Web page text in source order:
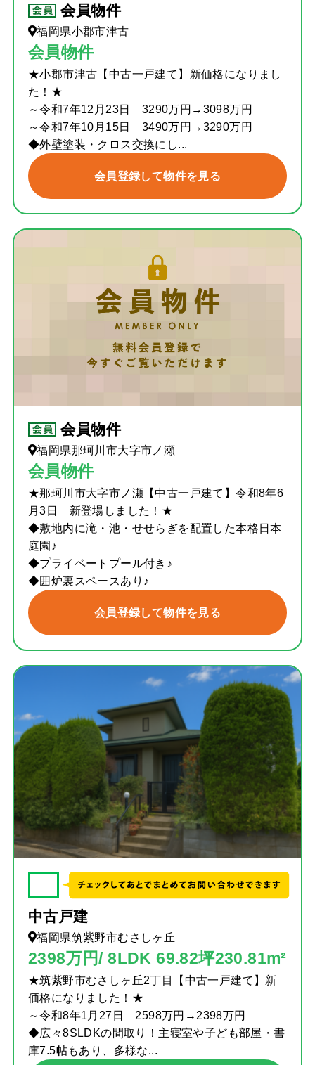
会員物件
福岡県小郡市津古
会員物件
★小郡市津古【中古一戸建て】新価格になりまし
た！★
～令和7年12月23日 3290万円→3098万円
～令和7年10月15日 3490万円→3290万円
◆外壁塗装・クロス交換にし...
会員登録して物件を見る
会員物件
福岡県那珂川市大字市ノ瀬
会員物件
★那珂川市大字市ノ瀬【中古一戸建て】令和8年6
月3日 新登場しました！★
◆敷地内に滝・池・せせらぎを配置した本格日本
庭園♪
◆プライベートプール付き♪
◆囲炉裏スペースあり♪
会員登録して物件を見る
中古戸建
福岡県筑紫野市むさしヶ丘
2398万円/ 8LDK 69.82坪230.81m²
★筑紫野市むさしヶ丘2丁目【中古一戸建て】新
価格になりました！★
～令和8年1月27日 2598万円→2398万円
◆広々8SLDKの間取り！主寝室や子ども部屋・書
庫7.5帖もあり、多様な...